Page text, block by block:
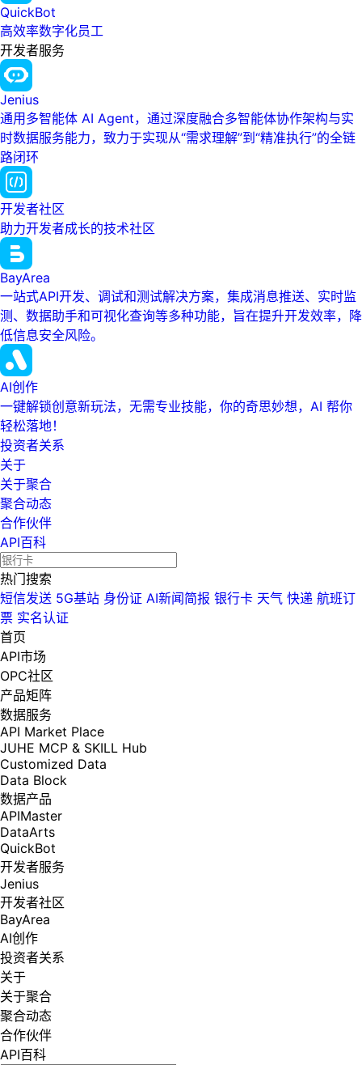
QuickBot
高效率数字化员工
开发者服务
Jenius
通用多智能体 AI Agent，通过深度融合多智能体协作架构与实
时数据服务能力，致力于实现从“需求理解”到“精准执行”的全链
路闭环
开发者社区
助力开发者成长的技术社区
BayArea
一站式API开发、调试和测试解决方案，集成消息推送、实时监
测、数据助手和可视化查询等多种功能，旨在提升开发效率，降
低信息安全风险。
AI创作
一键解锁创意新玩法，无需专业技能，你的奇思妙想，AI 帮你
轻松落地！
投资者关系
关于
关于聚合
聚合动态
合作伙伴
API百科
热门搜索
短信发送 5G基站 身份证 AI新闻简报 银行卡 天气 快递 航班订
票 实名认证
首页
API市场
OPC社区
产品矩阵
数据服务
API Market Place
JUHE MCP & SKILL Hub
Customized Data
Data Block
数据产品
APIMaster
DataArts
QuickBot
开发者服务
Jenius
开发者社区
BayArea
AI创作
投资者关系
关于
关于聚合
聚合动态
合作伙伴
API百科